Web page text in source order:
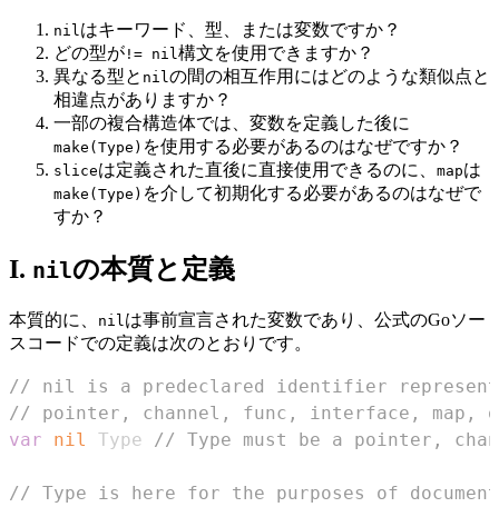
nilはキーワード、型、または変数ですか？
どの型が != nil構文を使用できますか？
異なる型と nilの間の相互作用にはどのような類似点と
相違点がありますか？
一部の複合構造体では、変数を定義した後に
make(Type) を使用する必要があるのはなぜですか？
sliceは定義された直後に直接使用できるのに、 mapは
make(Type) を介して初期化する必要があるのはなぜで
すか？
I. nilの本質と定義
本質的に、 nil は事前宣言された変数であり、公式のGoソー
スコードでの定義は次のとおりです。
// nil is a predeclared identifier
// pointer, channel, func, interface, map,
var
nil Type // Type must be a pointer,
// Type is here for the purposes of